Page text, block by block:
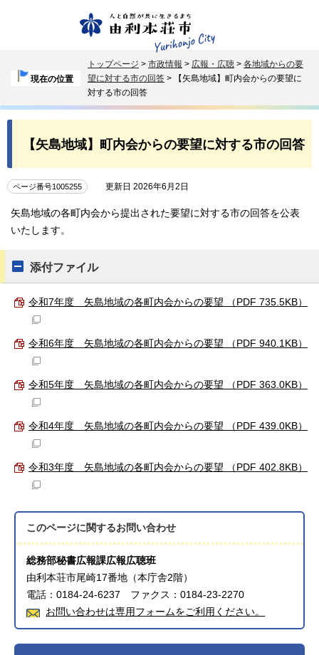
現在の位置
トップページ > 市政情報 > 広報・広聴 > 各地域からの要
望に対する市の回答 > 【矢島地域】町内会からの要望に
対する市の回答
【矢島地域】町内会からの要望に対する市の回答
ページ番号1005255 更新日 2026年6月2日
矢島地域の各町内会から提出された要望に対する市の回答を公表
いたします。
添付ファイル
令和7年度 矢島地域の各町内会からの要望 （PDF 735.5KB）
令和6年度 矢島地域の各町内会からの要望 （PDF 940.1KB）
令和5年度 矢島地域の各町内会からの要望 （PDF 363.0KB）
令和4年度 矢島地域の各町内会からの要望 （PDF 439.0KB）
令和3年度 矢島地域の各町内会からの要望 （PDF 402.8KB）
このページに関するお問い合わせ
総務部秘書広報課広報広聴班
由利本荘市尾崎17番地（本庁舎2階）
電話：0184-24-6237 ファクス：0184-23-2270
お問い合わせは専用フォームをご利用ください。